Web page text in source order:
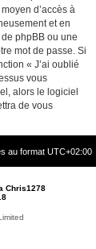
d’accès à
et en
phpBB ou une
mot de passe. Si
« J’ai oublié
vous
alors le logiciel
de vous
au format UTC+02:00
Chris1278